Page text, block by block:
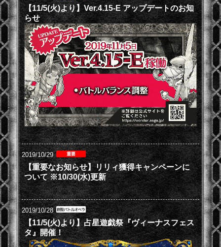
【11/5(火)より】Ver.4.15-E アップデートのお知
らせ
2019/10/29
【重要なお知らせ】リリィ獲得キャンペーンに
ついて ※10/30(水)更新
2019/10/28
【11/5(火)より】占星遊戯祭『ヴィーナスフェス
タ』開催！